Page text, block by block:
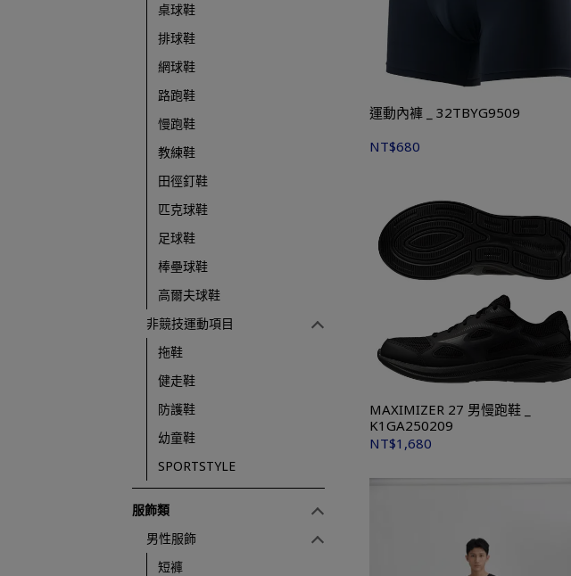
桌球鞋
排球鞋
網球鞋
路跑鞋
慢跑鞋
教練鞋
田徑釘鞋
匹克球鞋
足球鞋
棒壘球鞋
高爾夫球鞋
非競技運動項目
拖鞋
健走鞋
防護鞋
幼童鞋
SPORTSTYLE
服飾類
男性服飾
短褲
運動內褲 _ 32TBYG9509
NT$680
MAXIMIZER 27 男慢跑鞋 _
K1GA250209
NT$1,680